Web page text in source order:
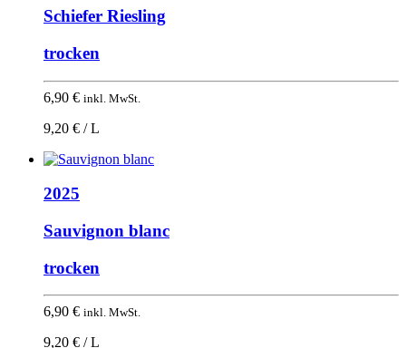
Schiefer Riesling
trocken
6,90 € inkl. MwSt.
9,20 € / L
2025
Sauvignon blanc
trocken
6,90 € inkl. MwSt.
9,20 € / L